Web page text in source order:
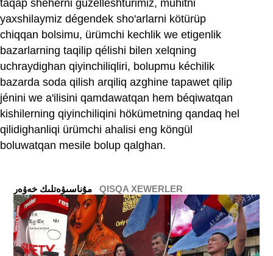
taqap sheherni güzelleshtürimiz, muhitni
yaxshilaymiz dégendek sho'arlarni kötürüp
chiqqan bolsimu, ürümchi kechlik we etigenlik
bazarlarning taqilip qélishi bilen xelqning
uchraydighan qiyinchiliqliri, bolupmu kéchilik
bazarda soda qilish arqiliq azghine tapawet qilip
jénini we a'ilisini qamdawatqan hem béqiwatqan
kishilerning qiyinchiliqini hökümetning qandaq hel
qilidighanliqi ürümchi ahalisi eng köngül
boluwatqan mesile bolup qalghan.
QISQA XEWERLER